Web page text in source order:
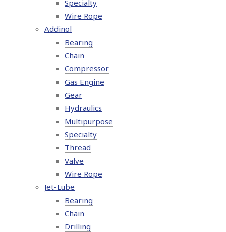
Specialty
Wire Rope
Addinol
Bearing
Chain
Compressor
Gas Engine
Gear
Hydraulics
Multipurpose
Specialty
Thread
Valve
Wire Rope
Jet-Lube
Bearing
Chain
Drilling